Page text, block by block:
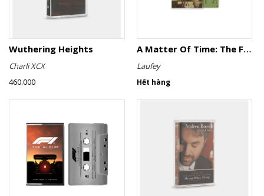
Wuthering Heights
Charli XCX
460.000
A Matter Of Time: The Final Hour (Sage Green Cassette)
Laufey
Hết hàng